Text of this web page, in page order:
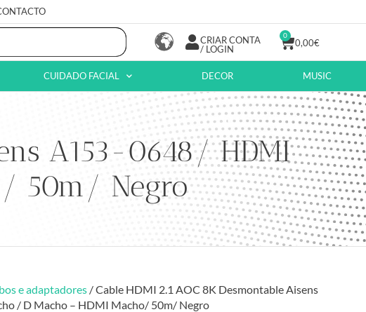
CRIAR CONTA
/ LOGIN
0,00€
0
CUIDADO FACIAL DECOR MUSIC
A153-0648/ HDMI
50m/ Negro
e adaptadores / Cable HDMI 2.1 AOC 8K Desmontable Aisens
/ D Macho – HDMI Macho/ 50m/ Negro